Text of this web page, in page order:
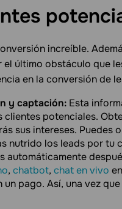
increíble.
último obstáculo que
en la conversión de
y captación: Esta
clientes potenciales.
sus intereses. Puedes
nutrido los leads por tu
automáticamente
, chatbot, chat en vivo
un pago. Así, una vez